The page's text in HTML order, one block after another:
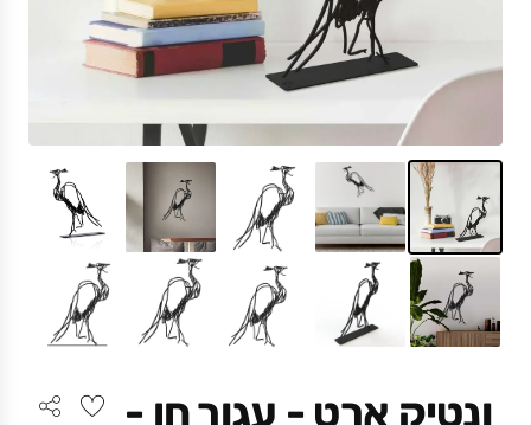
ונטיק ארט - עגור חן -